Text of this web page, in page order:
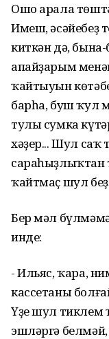
Ошо арала
Имеш, әсәйебеҙ
киткән дә,
апайҙарым
ҡайтыуын
барһа, буш ҡул
тулы сумка
хәҙер... Шул саҡ
сараһыҙлыҡтан
ҡайтмаҫ шул
Бер мәл
инде:
- Ильяс, ҡара,
кассетаны
Үҙе шул тиклем
эшләргә